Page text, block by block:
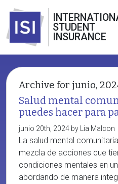
STUDENT
INSURANCE
Archive for junio,
Salud mental
puedes hacer para
junio 20th, 2024 by Lia Malcon
La salud mental
mezcla de acciones que
condiciones mentales en
abordando de manera